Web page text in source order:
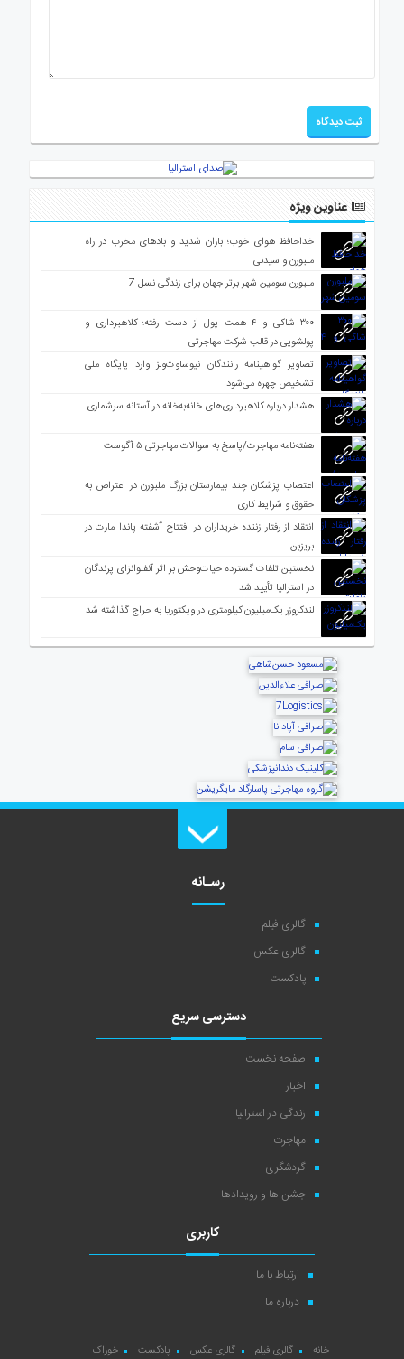
عناوین ویژه
خداحافظ هوای خوب؛ باران شدید و بادهای مخرب در راه
ملبورن و سیدنی
ملبورن سومین شهر برتر جهان برای زندگی نسل Z
۳۰۰ شاکی و ۴ همت پول از دست رفته؛ کلاهبرداری و
پولشویی در قالب شرکت مهاجرتی
تصاویر گواهینامه رانندگان نیوساوت‌ولز وارد پایگاه ملی
تشخیص چهره می‌شود
هشدار درباره کلاهبرداری‌های خانه‌به‌خانه در آستانه سرشماری
هفته‌نامه مهاجرت/پاسخ به سوالات مهاجرتی ۵ آگوست
اعتصاب پزشکان چند بیمارستان بزرگ ملبورن در اعتراض به
حقوق و شرایط کاری
انتقاد از رفتار زننده خریداران در افتتاح آشفته پاندا مارت در
بریزبن
نخستین تلفات گسترده حیات‌وحش بر اثر آنفلوانزای پرندگان
در استرالیا تأیید شد
لندکروزر یک‌میلیون کیلومتری در ویکتوریا به حراج گذاشته شد
رسـانه
گالری فیلم
گالری عکس
پادکست
دسترسی سریع
صفحه نخست
اخبار
زندگی در استرالیا
مهاجرت
گردشگری
جشن ها و رویدادها
کاربری
ارتباط با ما
درباره ما
خانه گالری فیلم گالری عکس پادکست خوراک